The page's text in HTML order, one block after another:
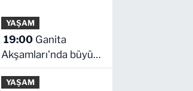
YAŞAM
19:00
Akşamları'nda büyük
coşku
YAŞAM